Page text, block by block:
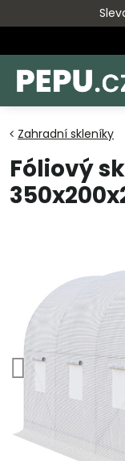
Zahradní skleníky
Fóliový